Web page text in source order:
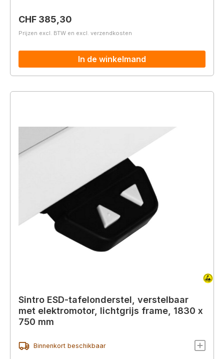
Normale prijs:
CHF 385,30
Prijzen excl. BTW en excl. verzendkosten
In de winkelmand
Sintro ESD-tafelonderstel, verstelbaar
met elektromotor, lichtgrijs frame, 1830 x
750 mm
Binnenkort beschikbaar